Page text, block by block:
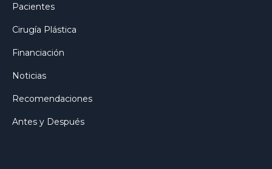
Pacientes
Cirugía Plástica
Financiación
Noticias
Recomendaciones
Antes y Después